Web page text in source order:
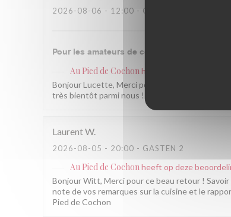
2026-08-06 - 12:00 - GASTEN 2
Pour les amateurs de cochonnaille une
Au Pied de Cochon heeft op deze
Bonjour Lucette, Merci pour ce beau retour !
très bientôt parmi nous ! L'équipe du Au Pied de
LaurentW
2026-08-05 - 20:00 - GASTEN 2
Au Pied de Cochonheeft op deze
Bonjour Witt, Merci pour ce beau retour !
note de vos remarques sur la cuisine et le
Pied de Cochon